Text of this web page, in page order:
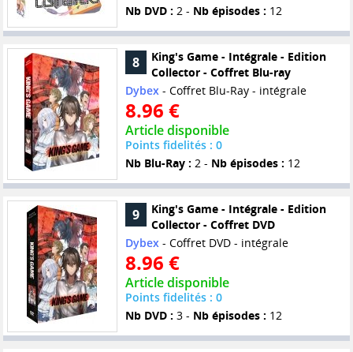
Nb DVD : 2 - Nb épisodes : 12
8
King's Game - Intégrale - Edition
Collector - Coffret Blu-ray
Dybex - Coffret Blu-Ray - intégrale
8.96 €
Article disponible
Points fidelités : 0
Nb Blu-Ray : 2 - Nb épisodes : 12
9
King's Game - Intégrale - Edition
Collector - Coffret DVD
Dybex- Coffret DVD - intégrale
8.96 €
Article disponible
Points fidelités : 0
Nb DVD : 3 - Nb épisodes : 12